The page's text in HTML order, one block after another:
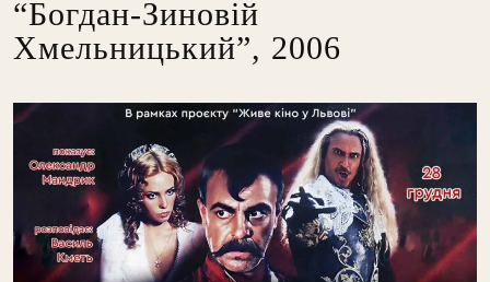
“Богдан-Зиновій
Хмельницький”, 2006